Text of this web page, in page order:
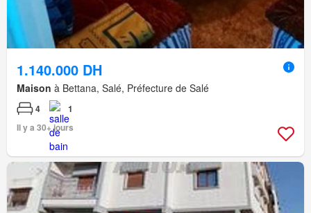
1.140.000 DH
Maison à Bettana, Salé, Préfecture de Salé
4
1
Il y a 30+ jours